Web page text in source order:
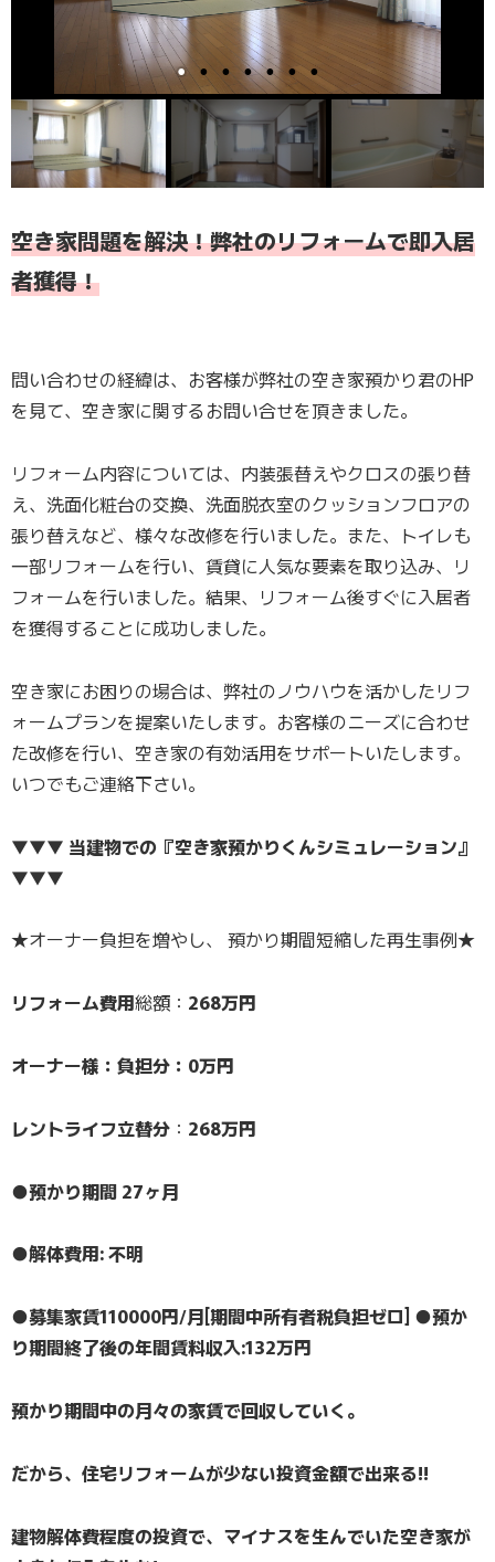
空き家問題を解決！弊社のリフォームで即入居
者獲得！
問い合わせの経緯は、お客様が弊社の空き家預かり君のHP
を見て、空き家に関するお問い合せを頂きました。
リフォーム内容については、内装張替えやクロスの張り替
え、洗面化粧台の交換、洗面脱衣室のクッションフロアの
張り替えなど、様々な改修を行いました。また、トイレも
一部リフォームを行い、賃貸に人気な要素を取り込み、リ
フォームを行いました。結果、リフォーム後すぐに入居者
を獲得することに成功しました。
空き家にお困りの場合は、弊社のノウハウを活かしたリフ
ォームプランを提案いたします。お客様のニーズに合わせ
た改修を行い、空き家の有効活用をサポートいたします。
いつでもご連絡下さい。
▼▼▼ 当建物での『空き家預かりくんシミュレーション』
▼▼▼
★オーナー負担を増やし、 預かり期間短縮した再生事例★
リフォーム費用総額： 268万円
オーナー様：負担分：0万円
レントライフ立替分 ： 268万円
●預かり期間 27ヶ月
●解体費用: 不明
●募集家賃110000円/月[期間中所有者税負担ゼロ] ●預か
り期間終了後の年間賃料収入:132万円
預かり期間中の月々の家賃で回収していく。
だから、住宅リフォームが少ない投資金額で出来る!!
建物解体費程度の投資で、マイナスを生んでいた空き家が